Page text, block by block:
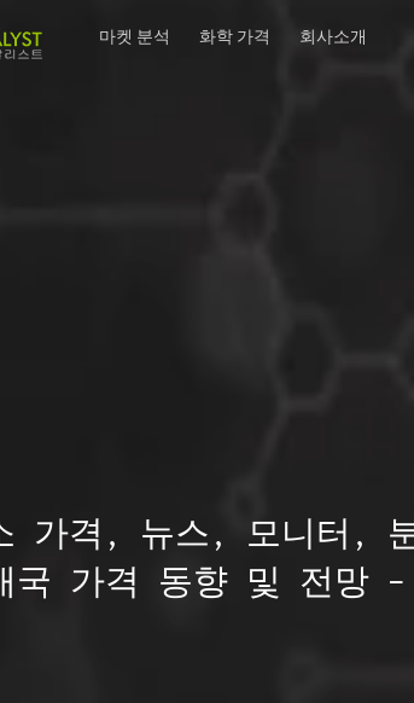
마켓 분석 화학 가격 회사소개
가격, 뉴스, 모니터,
국 가격 동향 및 전망